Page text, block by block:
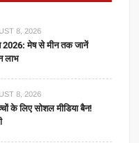
8, 2026
मेष से मीन तक जानें
लाभ
8, 2026
के लिए सोशल मीडिया बैन!